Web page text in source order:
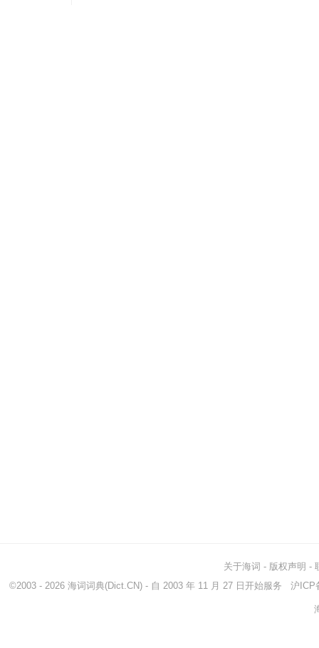
关于海词 - 版权声明 -
©2003 - 2026 海词词典(Dict.CN) - 自 2003 年 11 月 27 日开始服务 沪ICP